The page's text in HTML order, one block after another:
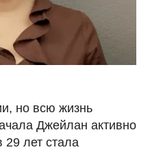
но всю жизнь
Джейлан активно
29 лет стала